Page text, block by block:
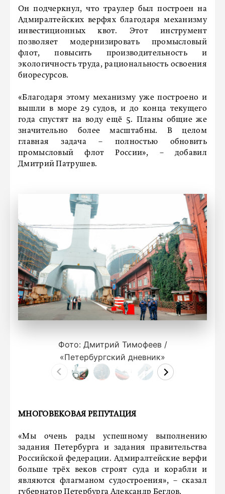
Он подчеркнул, что траулер был построен на
Адмиралтейских верфях благодаря механизму
инвестиционных квот. Этот инструмент
позволяет модернизировать промысловый
флот, повысить производительность и
экологичность труда, рациональность освоения
биоресурсов.
«Благодаря этому механизму уже построено и
вышли в море 29 судов, и до конца текущего
года спустят на воду ещё 5. Планы общие же
значительно более масштабны. В целом
главная задача – полностью обновить
промысловый флот России», – добавил
Дмитрий Патрушев.
Фото: Дмитрий Тимофеев /
«Петербургский дневник»
МНОГОВЕКОВАЯ РЕПУТАЦИЯ
«Мы очень рады успешному выполнению
задания Петербурга и задания правительства
Российской федерации. Адмиралтейские верфи
больше трёх веков строят суда и корабли и
являются флагманом судостроения», – сказал
губернатор Петербурга Александр Беглов.